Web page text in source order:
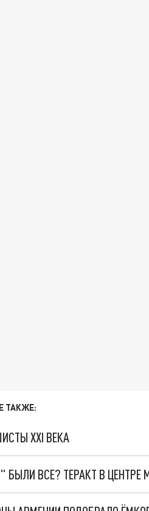
ТАКЖЕ:
XXI ВЕКА
БЫЛИ ВСЕ? ТЕРАКТ В